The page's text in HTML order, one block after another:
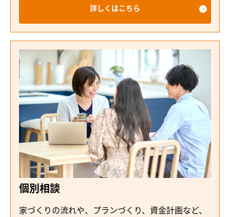
詳しくはこちら
個別相談
家づくりの流れや、プランづくり、資金計画など、